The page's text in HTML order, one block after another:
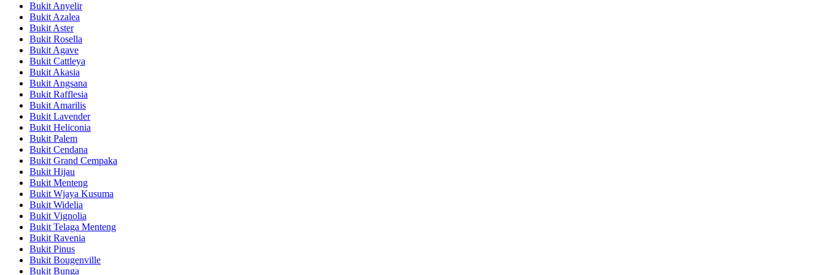
Bukit Anyelir
Bukit Azalea
Bukit Aster
Bukit Rosella
Bukit Agave
Bukit Cattleya
Bukit Akasia
Bukit Angsana
Bukit Rafflesia
Bukit Amarilis
Bukit Lavender
Bukit Heliconia
Bukit Palem
Bukit Cendana
Bukit Grand Cempaka
Bukit Hijau
Bukit Menteng
Bukit Wjaya Kusuma
Bukit Widelia
Bukit Vignolia
Bukit Telaga Menteng
Bukit Ravenia
Bukit Pinus
Bukit Bougenville
Bukit Bunga